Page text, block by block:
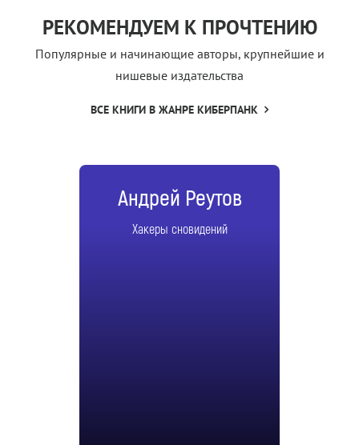
РЕКОМЕНДУЕМ К ПРОЧТЕНИЮ
Популярные и начинающие авторы, крупнейшие и
нишевые издательства
ВСЕ КНИГИ В ЖАНРЕ КИБЕРПАНК
Андрей Реутов
Хакеры сновидений